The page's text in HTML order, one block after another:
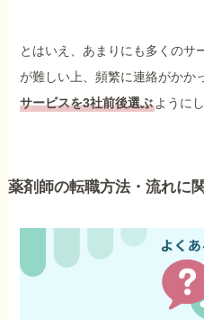
とはいえ、あまりにも多くのサ
が難しい上、頻繁に連絡がかか
サービスを3社前後選ぶ ように
薬剤師の転職方法・流れに